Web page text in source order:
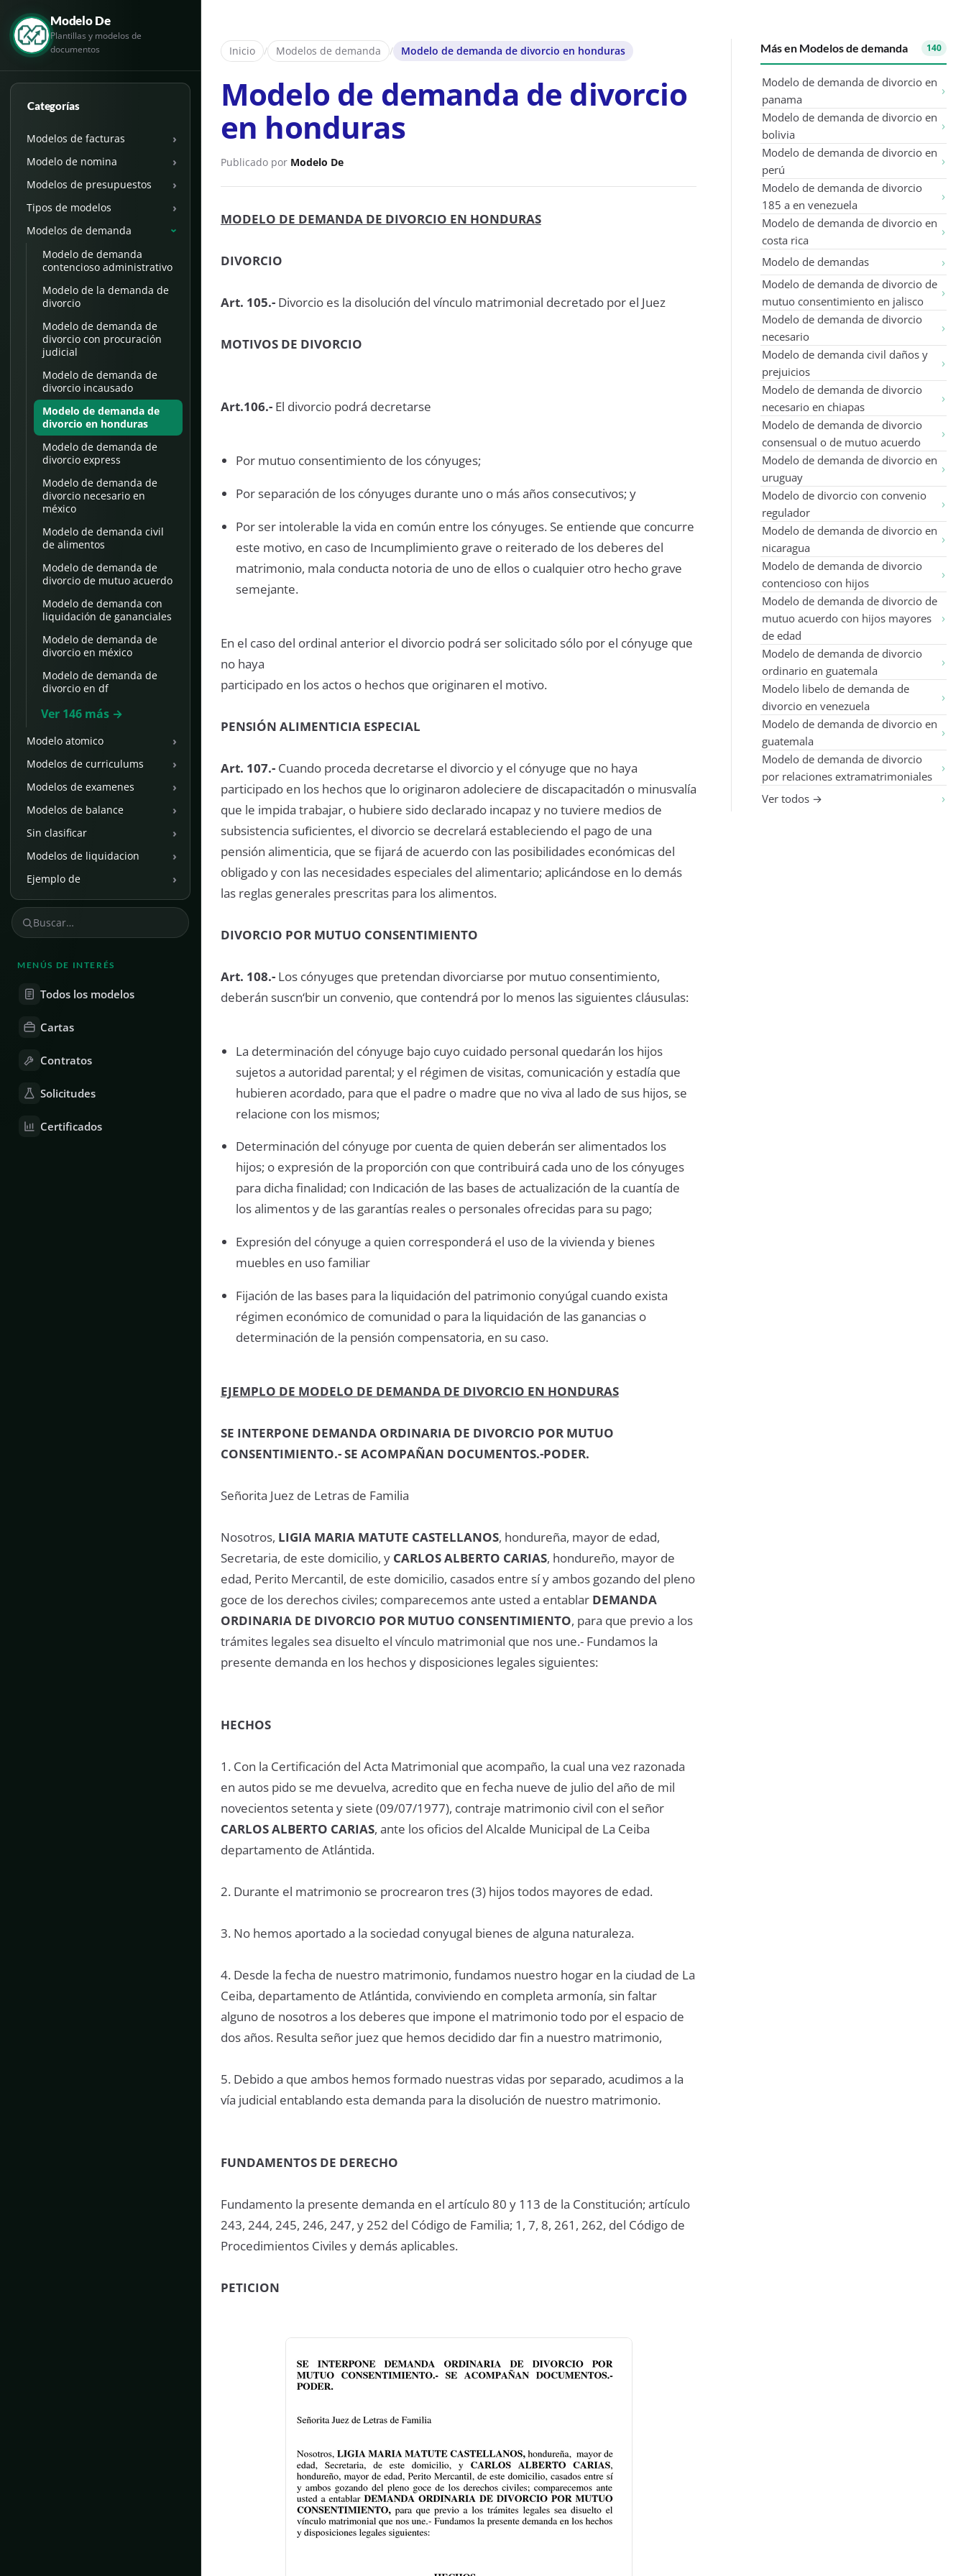
Modelo De
Plantillas y modelos de
documentos
Categorías
Modelos de facturas ›
Modelo de nomina ›
Modelos de presupuestos ›
Tipos de modelos ›
Modelos de demanda ›
Modelo de demanda
contencioso administrativo
Modelo de la demanda de
divorcio
Modelo de demanda de
divorcio con procuración
judicial
Modelo de demanda de
divorcio incausado
Modelo de demanda de
divorcio en honduras
Modelo de demanda de
divorcio express
Modelo de demanda de
divorcio necesario en
méxico
Modelo de demanda civil
de alimentos
Modelo de demanda de
divorcio de mutuo acuerdo
Modelo de demanda con
liquidación de gananciales
Modelo de demanda de
divorcio en méxico
Modelo de demanda de
divorcio en df
Ver 146 más →
Modelo atomico ›
Modelos de curriculums ›
Modelos de examenes ›
Modelos de balance ›
Sin clasificar ›
Modelos de liquidacion ›
Ejemplo de ›
MENÚS DE INTERÉS
Todos los modelos
Cartas
Contratos
Solicitudes
Certificados
Inicio / Modelos de demanda / Modelo de demanda de divorcio en honduras
Modelo de demanda de divorcio
en honduras
Publicado por Modelo De
MODELO DE DEMANDA DE DIVORCIO EN HONDURAS
DIVORCIO
Art. 105.- Divorcio es la disolución del vínculo matrimonial decretado por el Juez
MOTIVOS DE DIVORCIO
Art.106.-El divorcio podrá decretarse
Por mutuo consentimiento de los cónyuges;
Por separación de los cónyuges durante uno o más años consecutivos; y
Por ser intolerable la vida en común entre los cónyuges. Se entiende que concurre
este motivo, en caso de Incumplimiento grave o reiterado de los deberes del
matrimonio, mala conducta notoria de uno de ellos o cualquier otro hecho grave
semejante.
En el caso del ordinal anterior el divorcio podrá ser solicitado sólo por el cónyuge que
no haya
participado en los actos o hechos que originaren el motivo.
PENSIÓN ALIMENTICIA ESPECIAL
Art. 107.-Cuando proceda decretarse el divorcio y el cónyuge que no haya
participado en los hechos que lo originaron adoleciere de discapacitadón o minusvalía
que le impida trabajar, o hubiere sido declarado incapaz y no tuviere medios de
subsistencia suﬁcientes, el divorcio se decrelará estableciendo el pago de una
pensión alimenticia, que se fijará de acuerdo con las posibilidades económicas del
obligado y con las necesidades especiales del alimentario; aplicándose en lo demás
las reglas generales prescritas para los alimentos.
DIVORCIO POR MUTUO CONSENTIMIENTO
Art. 108.- Los cónyuges que pretendan divorciarse por mutuo consentimiento,
deberán suscn‘bir un convenio, que contendrá por lo menos las siguientes cláusulas:
La determinación del cónyuge bajo cuyo cuidado personal quedarán los hijos
sujetos a autoridad parental; y el régimen de visitas, comunicación y estadía que
hubieren acordado, para que el padre o madre que no viva al lado de sus hijos, se
relacione con los mismos;
Determinación del cónyuge por cuenta de quien deberán ser alimentados los
hijos; o expresión de la proporción con que contribuirá cada uno de los cónyuges
para dicha finalidad; con Indicación de las bases de actualización de la cuantía de
los alimentos y de las garantías reales o personales ofrecidas para su pago;
Expresión del cónyuge a quien corresponderá el uso de la vivienda y bienes
muebles en uso familiar
Fijación de las bases para la liquidación del patrimonio conyúgal cuando exista
régimen económico de comunidad o para la liquidación de las ganancias o
determinación de la pensión compensatoria, en su caso.
EJEMPLO DE MODELO DE DEMANDA DE DIVORCIO EN HONDURAS
SE INTERPONE DEMANDA ORDINARIA DE DIVORCIO POR MUTUO
CONSENTIMIENTO.- SE ACOMPAÑAN DOCUMENTOS.-PODER.
Señorita Juez de Letras de Familia
Nosotros, LIGIA MARIA MATUTE CASTELLANOS, hondureña, mayor de edad,
Secretaria, de este domicilio, y CARLOS ALBERTO CARIAS, hondureño, mayor de
edad, Perito Mercantil, de este domicilio, casados entre sí y ambos gozando del pleno
goce de los derechos civiles; comparecemos ante usted a entablar DEMANDA
ORDINARIA DE DIVORCIO POR MUTUO CONSENTIMIENTO, para que previo a los
trámites legales sea disuelto el vínculo matrimonial que nos une.- Fundamos la
presente demanda en los hechos y disposiciones legales siguientes:
HECHOS
1. Con la Certificación del Acta Matrimonial que acompaño, la cual una vez razonada
en autos pido se me devuelva, acredito que en fecha nueve de julio del año de mil
novecientos setenta y siete (09/07/1977), contraje matrimonio civil con el señor
CARLOS ALBERTO CARIAS, ante los oficios del Alcalde Municipal de La Ceiba
departamento de Atlántida.
2. Durante el matrimonio se procrearon tres (3) hijos todos mayores de edad.
3. No hemos aportado a la sociedad conyugal bienes de alguna naturaleza.
4. Desde la fecha de nuestro matrimonio, fundamos nuestro hogar en la ciudad de La
Ceiba, departamento de Atlántida, conviviendo en completa armonía, sin faltar
alguno de nosotros a los deberes que impone el matrimonio todo por el espacio de
dos años. Resulta señor juez que hemos decidido dar fin a nuestro matrimonio,
5. Debido a que ambos hemos formado nuestras vidas por separado, acudimos a la
vía judicial entablando esta demanda para la disolución de nuestro matrimonio.
FUNDAMENTOS DE DERECHO
Fundamento la presente demanda en el artículo 80 y 113 de la Constitución; artículo
243, 244, 245, 246, 247, y 252 del Código de Familia; 1, 7, 8, 261, 262, del Código de
Procedimientos Civiles y demás aplicables.
PETICION
Más en Modelos de demanda 140
Modelo de demanda de divorcio en
panama
Modelo de demanda de divorcio en
bolivia
Modelo de demanda de divorcio en
perú
Modelo de demanda de divorcio
185 a en venezuela
Modelo de demanda de divorcio en
costa rica
Modelo de demandas
Modelo de demanda de divorcio de
mutuo consentimiento en jalisco
Modelo de demanda de divorcio
necesario
Modelo de demanda civil daños y
prejuicios
Modelo de demanda de divorcio
necesario en chiapas
Modelo de demanda de divorcio
consensual o de mutuo acuerdo
Modelo de demanda de divorcio en
uruguay
Modelo de divorcio con convenio
regulador
Modelo de demanda de divorcio en
nicaragua
Modelo de demanda de divorcio
contencioso con hijos
Modelo de demanda de divorcio de
mutuo acuerdo con hijos mayores
de edad
Modelo de demanda de divorcio
ordinario en guatemala
Modelo libelo de demanda de
divorcio en venezuela
Modelo de demanda de divorcio en
guatemala
Modelo de demanda de divorcio
por relaciones extramatrimoniales
Ver todos →